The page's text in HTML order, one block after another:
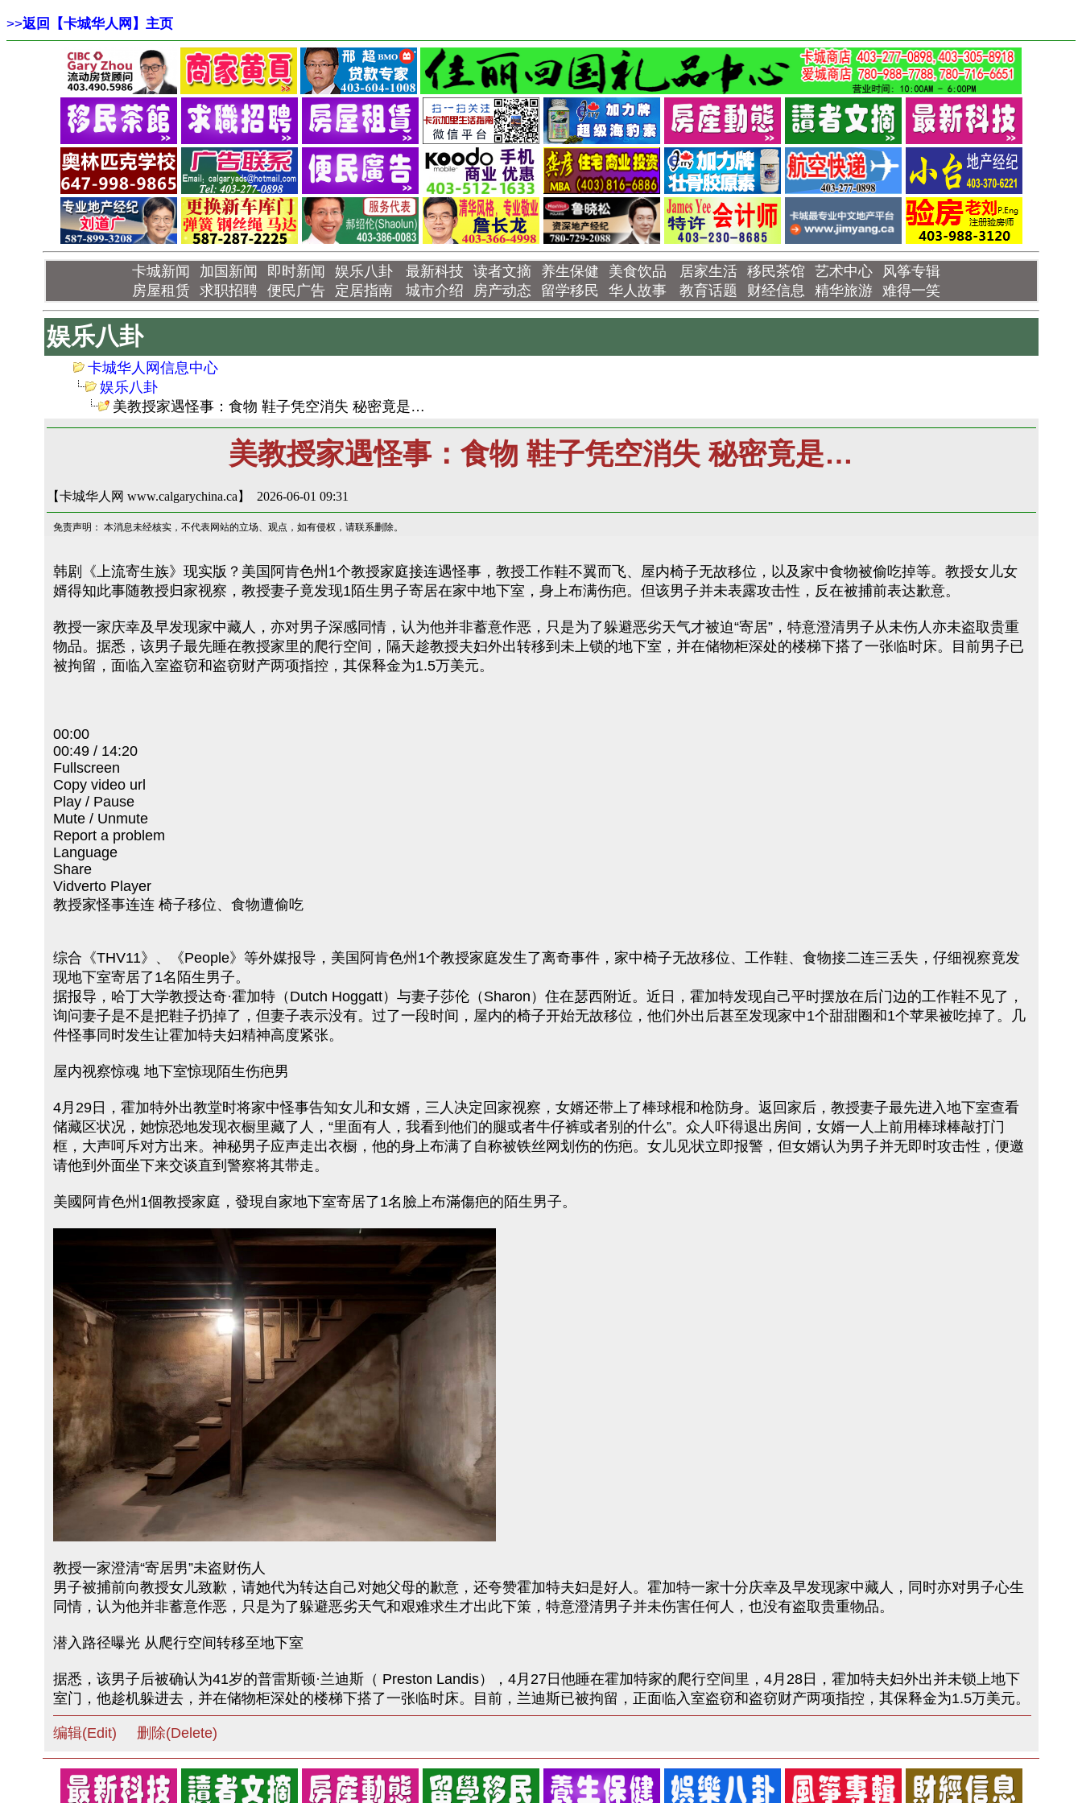
>>返回【卡城华人网】主页
卡城新闻 加国新闻 即时新闻 娱乐八卦 最新科技 读者文摘 养生保健 美食饮品 居家生活 移民茶馆 艺术中心
风筝专辑
房屋租赁 求职招聘 便民广告 定居指南 城市介绍 房产动态 留学移民 华人故事 教育话题 财经信息 精华旅游 难得一笑
娱乐八卦
卡城华人网信息中心
娱乐八卦
美教授家遇怪事：食物 鞋子凭空消失 秘密竟是…
美教授家遇怪事：食物 鞋子凭空消失 秘密竟是…
【卡城华人网 www.calgarychina.ca】 2026-06-01 09:31
免责声明： 本消息未经核实，不代表网站的立场、观点，如有侵权，请联系删除。
韩剧《上流寄生族》现实版？美国阿肯色州1个教授家庭接连遇怪事，教授工作鞋不翼而飞、屋内椅子无故移位，以及家中食物被偷吃掉等。教授女儿女
婿得知此事随教授归家视察，教授妻子竟发现1陌生男子寄居在家中地下室，身上布满伤疤。但该男子并未表露攻击性，反在被捕前表达歉意。
教授一家庆幸及早发现家中藏人，亦对男子深感同情，认为他并非蓄意作恶，只是为了躲避恶劣天气才被迫“寄居”，特意澄清男子从未伤人亦未盗取贵重
物品。据悉，该男子最先睡在教授家里的爬行空间，隔天趁教授夫妇外出转移到未上锁的地下室，并在储物柜深处的楼梯下搭了一张临时床。目前男子已
被拘留，面临入室盗窃和盗窃财产两项指控，其保释金为1.5万美元。
00:00
00:49 / 14:20
Fullscreen
Copy video url
Play / Pause
Mute / Unmute
Report a problem
Language
Share
Vidverto Player
教授家怪事连连 椅子移位、食物遭偷吃
综合《THV11》、《People》等外媒报导，美国阿肯色州1个教授家庭发生了离奇事件，家中椅子无故移位、工作鞋、食物接二连三丢失，仔细视察竟发
现地下室寄居了1名陌生男子。
据报导，哈丁大学教授达奇·霍加特（Dutch Hoggatt）与妻子莎伦（Sharon）住在瑟西附近。近日，霍加特发现自己平时摆放在后门边的工作鞋不见了，
询问妻子是不是把鞋子扔掉了，但妻子表示没有。过了一段时间，屋内的椅子开始无故移位，他们外出后甚至发现家中1个甜甜圈和1个苹果被吃掉了。几
件怪事同时发生让霍加特夫妇精神高度紧张。
屋内视察惊魂 地下室惊现陌生伤疤男
4月29日，霍加特外出教堂时将家中怪事告知女儿和女婿，三人决定回家视察，女婿还带上了棒球棍和枪防身。返回家后，教授妻子最先进入地下室查看
储藏区状况，她惊恐地发现衣橱里藏了人，“里面有人，我看到他们的腿或者牛仔裤或者别的什么”。众人吓得退出房间，女婿一人上前用棒球棒敲打门
框，大声呵斥对方出来。神秘男子应声走出衣橱，他的身上布满了自称被铁丝网划伤的伤疤。女儿见状立即报警，但女婿认为男子并无即时攻击性，便邀
请他到外面坐下来交谈直到警察将其带走。
美國阿肯色州1個教授家庭，發現自家地下室寄居了1名臉上布滿傷疤的陌生男子。
教授一家澄清“寄居男”未盗财伤人
男子被捕前向教授女儿致歉，请她代为转达自己对她父母的歉意，还夸赞霍加特夫妇是好人。霍加特一家十分庆幸及早发现家中藏人，同时亦对男子心生
同情，认为他并非蓄意作恶，只是为了躲避恶劣天气和艰难求生才出此下策，特意澄清男子并未伤害任何人，也没有盗取贵重物品。
潜入路径曝光 从爬行空间转移至地下室
据悉，该男子后被确认为41岁的普雷斯顿·兰迪斯（ Preston Landis），4月27日他睡在霍加特家的爬行空间里，4月28日，霍加特夫妇外出并未锁上地下
室门，他趁机躲进去，并在储物柜深处的楼梯下搭了一张临时床。目前，兰迪斯已被拘留，正面临入室盗窃和盗窃财产两项指控，其保释金为1.5万美元。
编辑(Edit) 删除(Delete)